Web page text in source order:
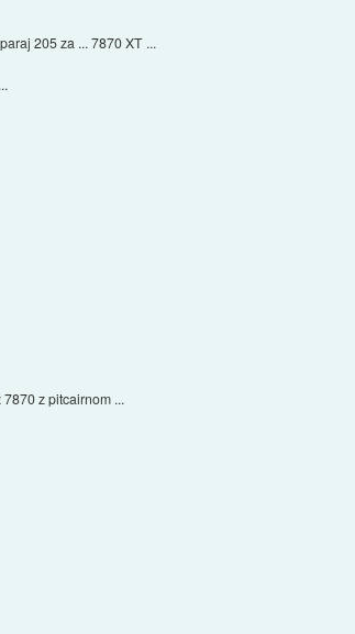
205 za ... 7870 XT ...
z pitcairnom ...